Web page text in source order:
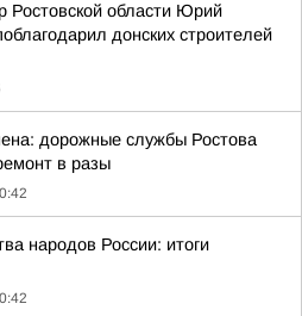
Ростовской области Юрий
донских строителей
дорожные службы Ростова
в разы
народов России: итоги